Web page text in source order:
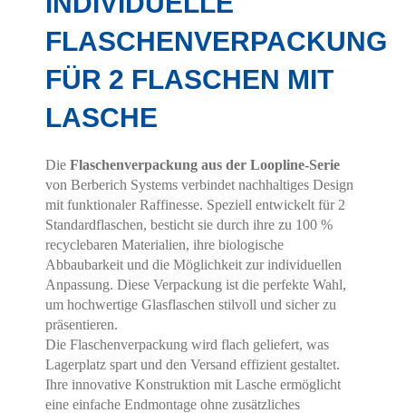
FLASCHENVERPACKUNG
FÜR 2 FLASCHEN MIT
LASCHE
Die Flaschenverpackung aus der Loopline-Serie
von Berberich Systems verbindet nachhaltiges Design
mit funktionaler Raffinesse. Speziell entwickelt für 2
Standardflaschen, besticht sie durch ihre zu 100 %
recyclebaren Materialien, ihre biologische
Abbaubarkeit und die Möglichkeit zur individuellen
Anpassung. Diese Verpackung ist die perfekte Wahl,
um hochwertige Glasflaschen stilvoll und sicher zu
präsentieren.
Die Flaschenverpackung wird flach geliefert, was
Lagerplatz spart und den Versand effizient gestaltet.
Ihre innovative Konstruktion mit Lasche ermöglicht
eine einfache Endmontage ohne zusätzliches